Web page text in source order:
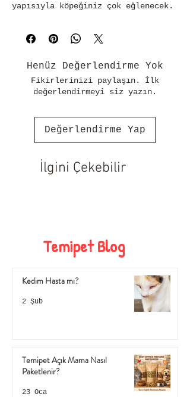
yapısıyla köpeğiniz çok eğlenecek.
Henüz Değerlendirme Yok
Fikirlerinizi paylaşın. İlk
değerlendirmeyi siz yazın.
Değerlendirme Yap
İlgini Çekebilir
Temipet Blog
Kedim Hasta mı?
2 Şub
Temipet Açık Mama Nasıl
Paketlenir?
23 Oca